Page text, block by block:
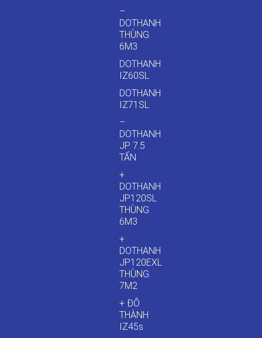
–
DOTHANH
THÙNG
6M3
DOTHANH
IZ60SL
DOTHANH
IZ71SL
–
DOTHANH
JP 7.5
TẤN
+
DOTHANH
JP120SL
THÙNG
6M3
+
DOTHANH
JP120EXL
THÙNG
7M2
+ ĐÔ
THÀNH
IZ45s